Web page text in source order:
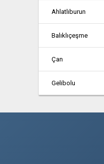
Ahlatlıburun
Balıklıçeşme
Çan
Gelibolu